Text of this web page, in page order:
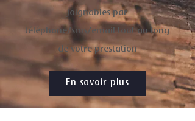
joignables par
téléphone/sms/email tout au long
de votre prestation
En savoir plus